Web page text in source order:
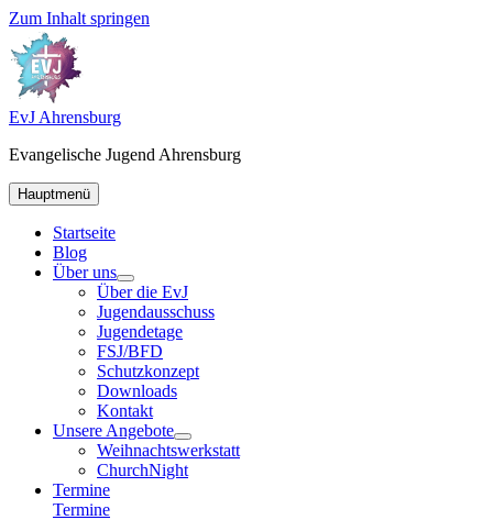
Zum Inhalt springen
EvJ Ahrensburg
Evangelische Jugend Ahrensburg
Hauptmenü
Startseite
Blog
Über uns
Über die EvJ
Jugendausschuss
Jugendetage
FSJ/BFD
Schutzkonzept
Downloads
Kontakt
Unsere Angebote
Weihnachtswerkstatt
ChurchNight
Termine
Termine